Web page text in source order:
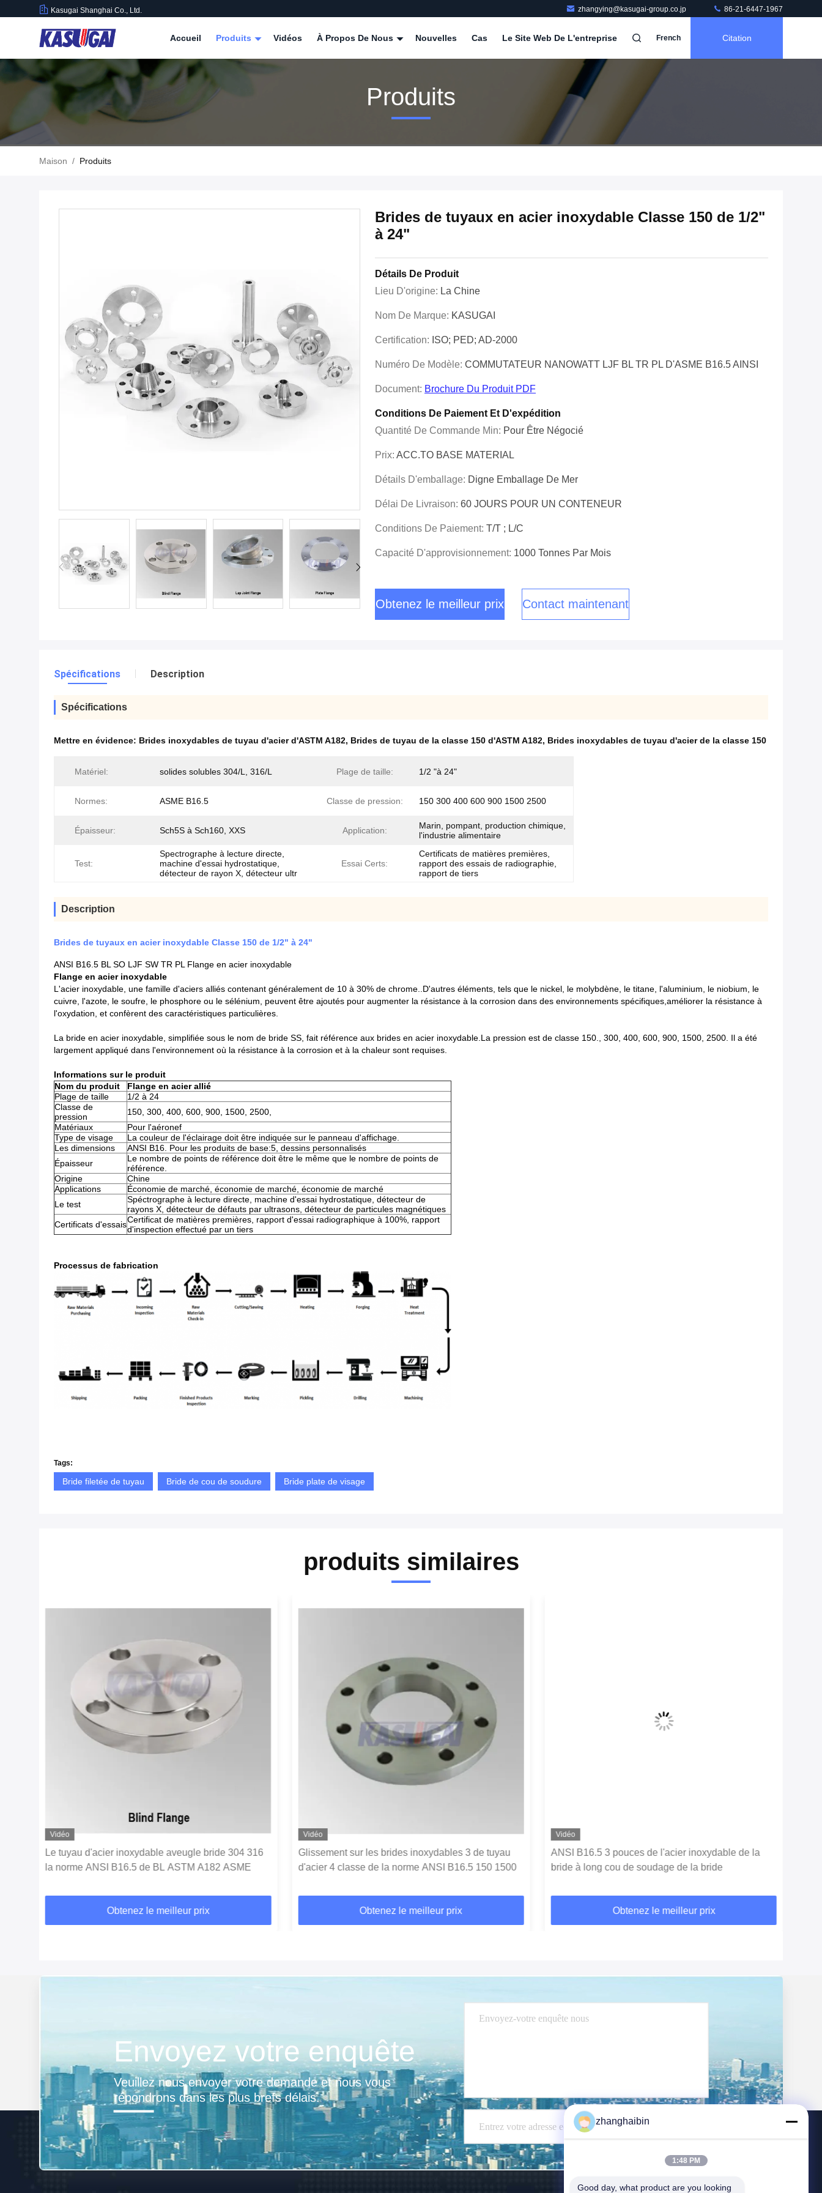
Kasugai Shanghai Co., Ltd. zhangying@kasugai-group.co.jp 86-21-6447-1967
Accueil Produits Vidéos À Propos De Nous Nouvelles Cas Le Site Web De L'entreprise French Citation
Produits
Maison / Produits
Brides de tuyaux en acier inoxydable Classe 150 de 1/2"
à 24"
Détails De Produit
Lieu D'origine: La Chine
Nom De Marque: KASUGAI
Certification: ISO; PED; AD-2000
Numéro De Modèle: COMMUTATEUR NANOWATT LJF BL TR PL D'ASME B16.5 AINSI
Document: Brochure Du Produit PDF
Conditions De Paiement Et D'expédition
Quantité De Commande Min: Pour Être Négocié
Prix: ACC.TO BASE MATERIAL
Détails D'emballage: Digne Emballage De Mer
Délai De Livraison: 60 JOURS POUR UN CONTENEUR
Conditions De Paiement: T/T ; L/C
Capacité D'approvisionnement: 1000 Tonnes Par Mois
Obtenez le meilleur prix Contact maintenant
Spécifications Description
Spécifications
Mettre en évidence: Brides inoxydables de tuyau d'acier d'ASTM A182, Brides de tuyau de la classe 150 d'ASTM A182, Brides inoxydables de tuyau d'acier de la classe 150
Matériel: solides solubles 304/L, 316/L Plage de taille: 1/2 "à 24"
Normes: ASME B16.5 Classe de pression: 150 300 400 600 900 1500 2500
Épaisseur: Sch5S à Sch160, XXS Application:
Marin, pompant, production chimique,
l'industrie alimentaire
Test:
Spectrographe à lecture directe,
machine d'essai hydrostatique,
détecteur de rayon X, détecteur ultr
Essai Certs:
Certificats de matières premières,
rapport des essais de radiographie,
rapport de tiers
Description
Brides de tuyaux en acier inoxydable Classe 150 de 1/2" à 24"
ANSI B16.5 BL SO LJF SW TR PL Flange en acier inoxydable
Flange en acier inoxydable
L'acier inoxydable, une famille d'aciers alliés contenant généralement de 10 à 30% de chrome..D'autres éléments, tels que le nickel, le molybdène, le titane, l'aluminium, le niobium, le
cuivre, l'azote, le soufre, le phosphore ou le sélénium, peuvent être ajoutés pour augmenter la résistance à la corrosion dans des environnements spécifiques,améliorer la résistance à
l'oxydation, et confèrent des caractéristiques particulières.
La bride en acier inoxydable, simplifiée sous le nom de bride SS, fait référence aux brides en acier inoxydable.La pression est de classe 150., 300, 400, 600, 900, 1500, 2500. Il a été
largement appliqué dans l'environnement où la résistance à la corrosion et à la chaleur sont requises.
Informations sur le produit
Nom du produit
Flange en acier allié
Plage de taille
1/2 à 24
Classe de
pression
150, 300, 400, 600, 900, 1500, 2500,
Matériaux
Pour l'aéronef
Type de visage
La couleur de l'éclairage doit être indiquée sur le panneau d'affichage.
Les dimensions
ANSI B16. Pour les produits de base:5, dessins personnalisés
Épaisseur
Le nombre de points de référence doit être le même que le nombre de points de
référence.
Origine
Chine
Applications
Économie de marché, économie de marché, économie de marché
Le test
Spéctrographe à lecture directe, machine d'essai hydrostatique, détecteur de
rayons X, détecteur de défauts par ultrasons, détecteur de particules magnétiques
Certificats d'essaisCertificat de matières premières, rapport d'essai radiographique à 100%, rapport
d'inspection effectué par un tiers
Processus de fabrication
Tags:
Bride filetée de tuyau Bride de cou de soudure Bride plate de visage
produits similaires
Vidéo
Le tuyau d'acier inoxydable aveugle bride 304 316
la norme ANSI B16.5 de BL ASTM A182 ASME
Obtenez le meilleur prix
Vidéo
Glissement sur les brides inoxydables 3 de tuyau
d'acier 4 classe de la norme ANSI B16.5 150 1500
Obtenez le meilleur prix
Vidéo
ANSI B16.5 3 pouces de l'acier inoxydable de la
bride à long cou de soudage de la bride
Obtenez le meilleur prix
Envoyez votre enquête
Veuillez nous envoyer votre demande et nous vous
répondrons dans les plus brefs délais.
Envoyez
zhanghaibin
1:48 PM
Good day, what product are you looking